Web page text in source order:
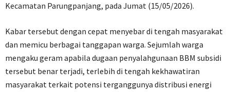
Kecamatan Parungpanjang, pada Jumat (15/05/2026).
Kabar tersebut dengan cepat menyebar di tengah masyarakat
dan memicu berbagai tanggapan warga. Sejumlah warga
mengaku geram apabila dugaan penyalahgunaan BBM subsidi
tersebut benar terjadi, terlebih di tengah kekhawatiran
masyarakat terkait potensi terganggunya distribusi energi